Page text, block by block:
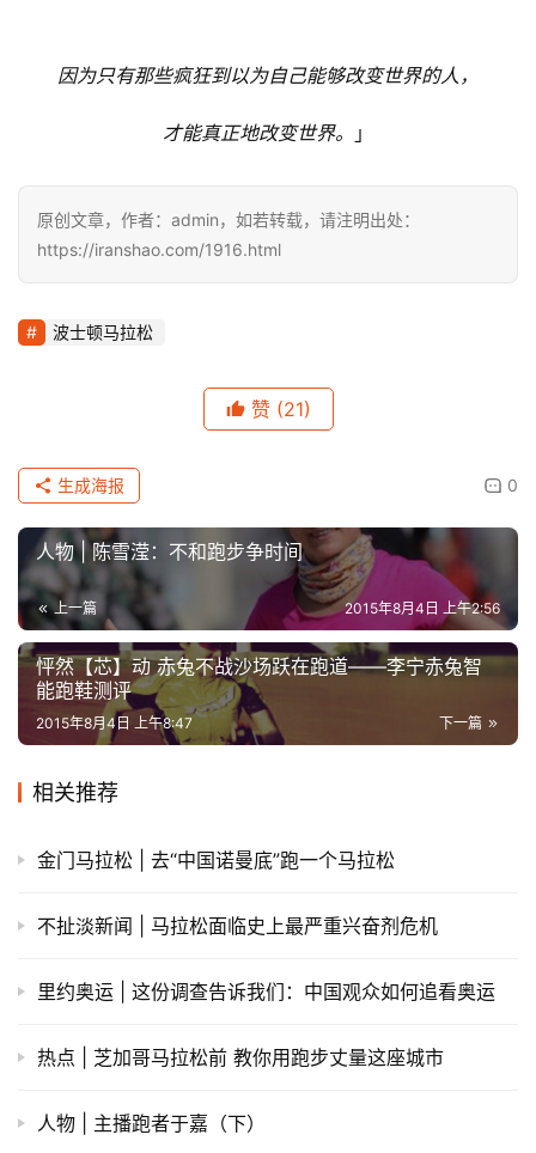
因为只有那些疯狂到以为自己能够改变世界的人，
才能真正地改变世界。 」
原创文章，作者：admin，如若转载，请注明出处：
https://iranshao.com/1916.html
波士顿马拉松
赞 (21)
0
生成海报
人物 | 陈雪滢：不和跑步争时间
上一篇 2015年8月4日 上午2:56
怦然【芯】动 赤兔不战沙场跃在跑道——李宁赤兔智
能跑鞋测评
下一篇
2015年8月4日 上午8:47
相关推荐
金门马拉松 | 去“中国诺曼底”跑一个马拉松
不扯淡新闻 | 马拉松面临史上最严重兴奋剂危机
里约奥运 | 这份调查告诉我们：中国观众如何追看奥运
热点 | 芝加哥马拉松前 教你用跑步丈量这座城市
人物 | 主播跑者于嘉（下）